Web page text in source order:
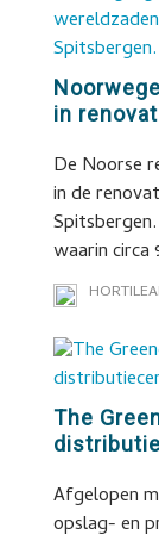
in
De Noorse
in de
waarin circa
The
Afgelopen
opslag- en